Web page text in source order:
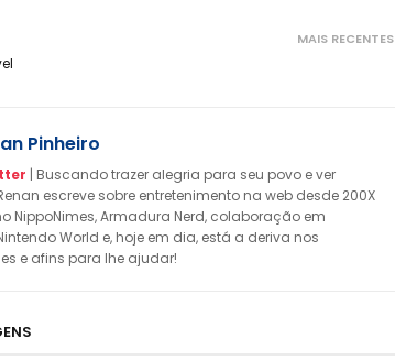
MAIS RECENTES
Pinheiro
| Buscando trazer alegria para seu povo e ver
escreve sobre entretenimento na web desde 200X
NippoNimes, Armadura Nerd, colaboração em
World e, hoje em dia, está a deriva nos
e afins para lhe ajudar!